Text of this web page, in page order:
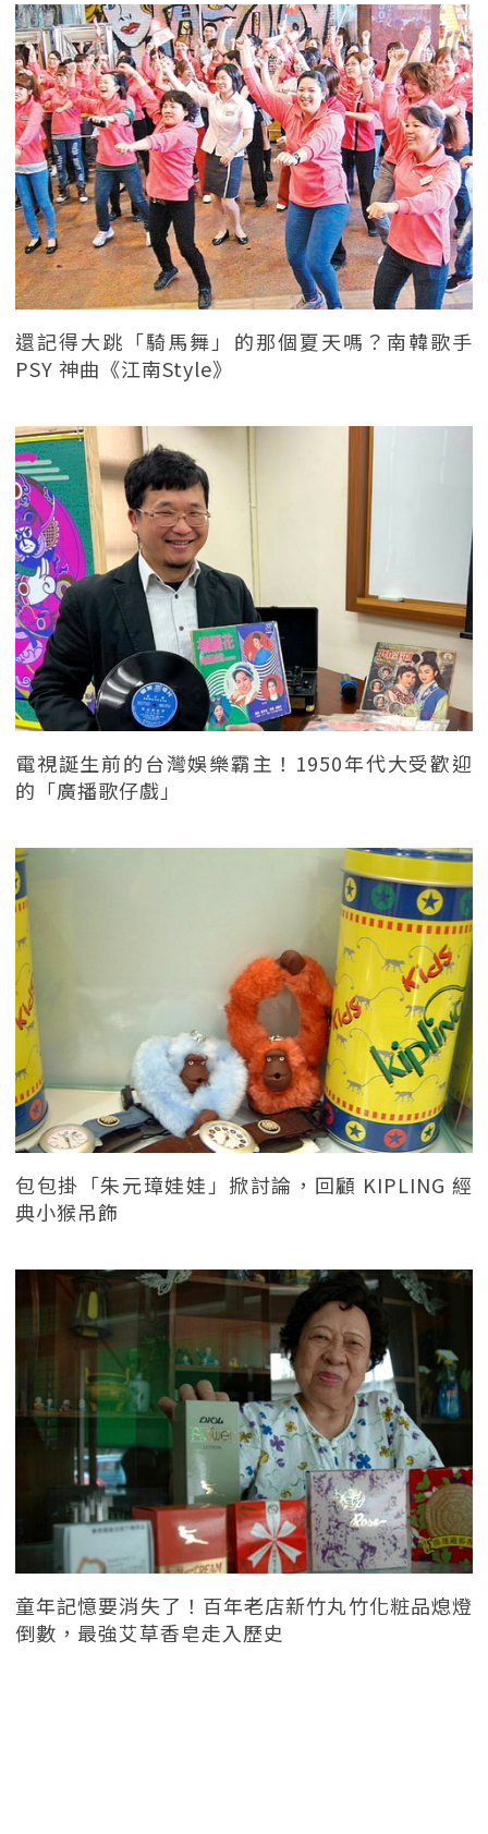
還記得大跳「騎馬舞」的那個夏天嗎？南韓歌手
PSY 神曲《江南Style》
電視誕生前的台灣娛樂霸主！1950年代大受歡迎
的「廣播歌仔戲」
包包掛「朱元璋娃娃」掀討論，回顧 KIPLING 經
典小猴吊飾
童年記憶要消失了！百年老店新竹丸竹化粧品熄燈
倒數，最強艾草香皂走入歷史